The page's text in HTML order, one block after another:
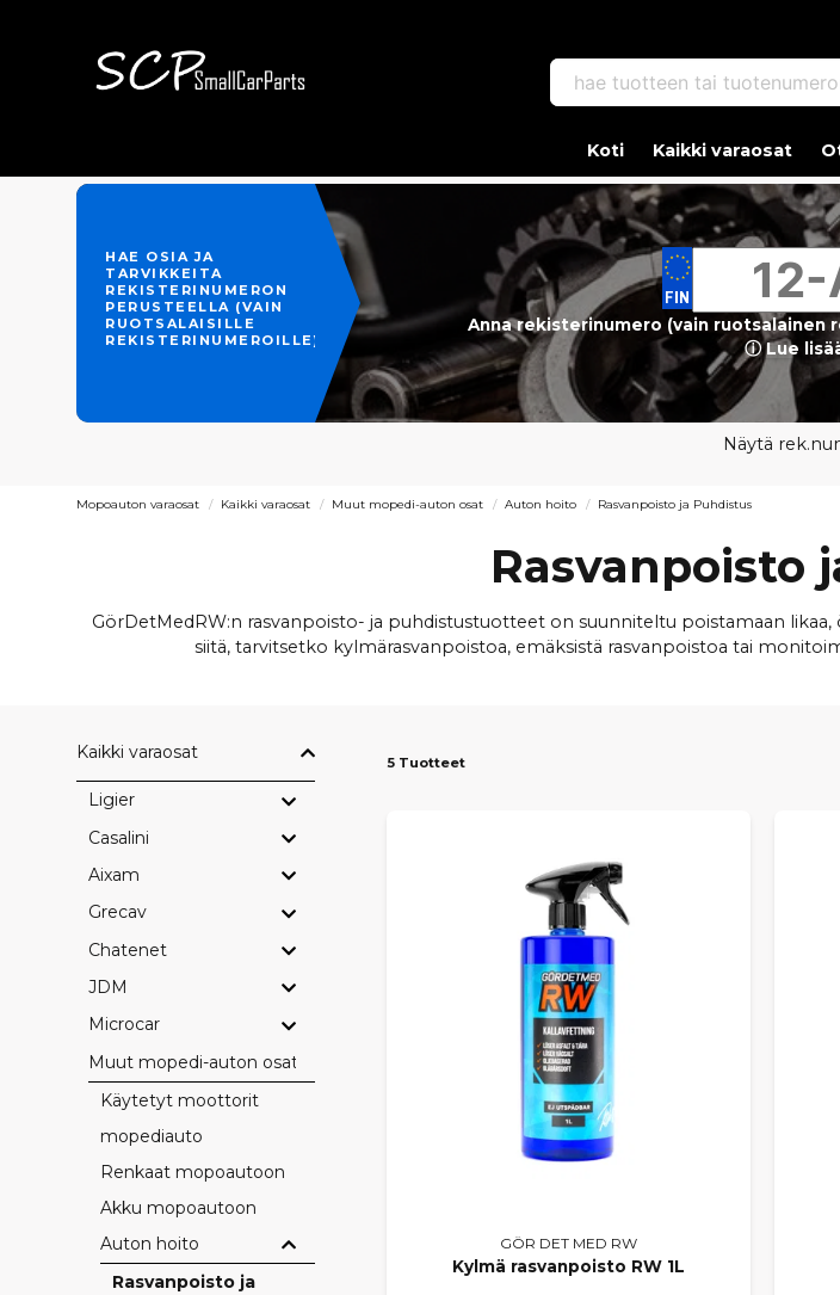
hae tuotteen tai tuotenumeron
Koti Kaikki varaosat
HAE OSIA JA
TARVIKKEITA
REKISTERINUMERON
PERUSTEELLA (VAIN
RUOTSALAISILLE
REKISTERINUMEROILLE)
Anna rekisterinumero (vain
ⓘ Lue
Näytä
Mopoauton varaosat Kaikki varaosat Muut mopedi-auton osat Auton hoito Rasvanpoisto ja Puhdistus
Rasvanpoisto
GörDetMedRW:n rasvanpoisto- ja puhdistustuotteet on suunniteltu poistamaan
siitä, tarvitsetko kylmärasvanpoistoa, emäksistä rasvanpoistoa tai
Kaikki varaosat
Ligier
Casalini
Aixam
Grecav
Chatenet
JDM
Microcar
Muut mopedi-auton osat
Käytetyt moottorit
mopediauto
Renkaat mopoautoon
Akku mopoautoon
Auton hoito
Rasvanpoisto ja
5 Tuotteet
GÖR DET MED RW
Kylmä rasvanpoisto RW 1L